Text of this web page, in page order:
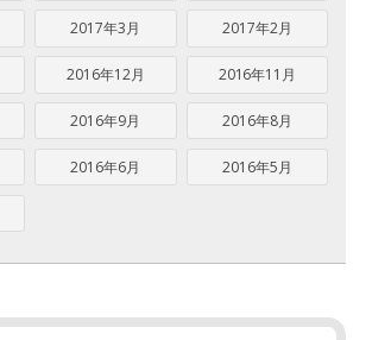
2017年3月 2017年2月
2016年12月 2016年11月
2016年9月 2016年8月
2016年6月 2016年5月